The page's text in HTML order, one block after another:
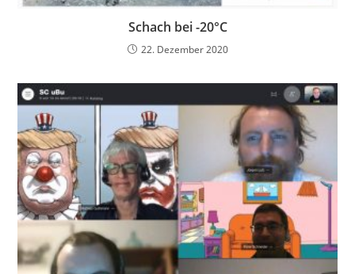
Schach bei -20°C
22. Dezember 2020